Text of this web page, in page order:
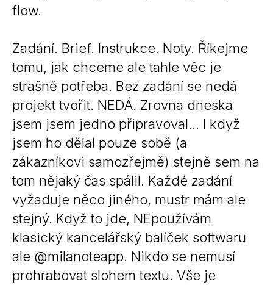
flow.
Zadání. Brief. Instrukce. Noty. Říkejme
tomu, jak chceme ale tahle věc je
strašně potřeba. Bez zadání se nedá
projekt tvořit. NEDÁ. Zrovna dneska
jsem jsem jedno připravoval… I když
jsem ho dělal pouze sobě (a
zákazníkovi samozřejmě) stejně sem na
tom nějaký čas spálil. Každé zadání
vyžaduje něco jiného, mustr mám ale
stejný. Když to jde, NEpoužívám
klasický kancelářský balíček softwaru
ale @milanoteapp. Nikdo se nemusí
prohrabovat slohem textu. Vše je